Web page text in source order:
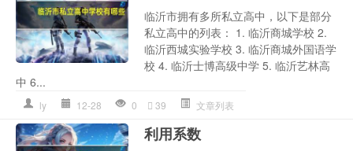
临沂市拥有多所私立高中，以下是部分
私立高中的列表： 1. 临沂商城学校 2.
临沂西城实验学校 3. 临沂商城外国语学
校 4. 临沂士博高级中学 5. 临沂艺林高
中 6...
ly 12-28 0 39 文章列表
利用系数